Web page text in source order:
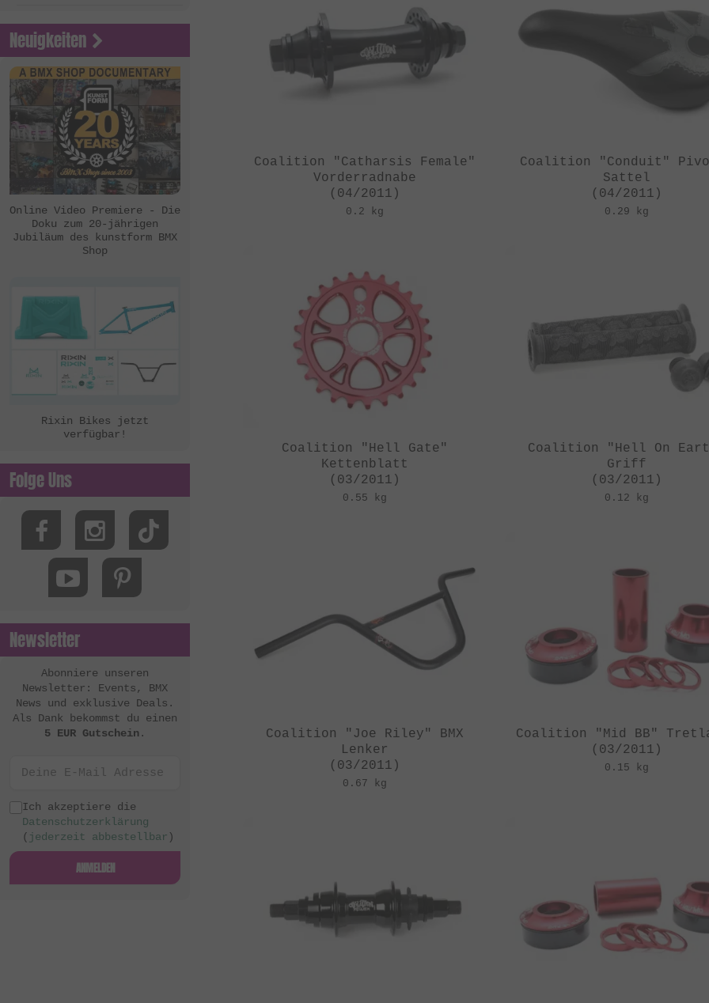
Coalition "Catharsis Female"
Vorderradnabe
(04/2011)
0.2 kg
Coalition "Conduit"
Sattel
(04/2011)
0.29 kg
Coalition "Hell Gate"
Kettenblatt
(03/2011)
0.55 kg
Coalition "Hell On
Griff
(03/2011)
0.12 kg
Coalition "Joe Riley" BMX
Lenker
(03/2011)
0.67 kg
Coalition "Mid BB"
(03/2011)
0.15 kg
Chico Clothing
Coalition BMX
Country Bikes
Deep BMX
Eastern Bikes
eclat
FBM
Felt Bikes
FreedomBMX
Hoffman Bikes
inTRIKat
Jungle Rider
Kis Bike Co.
kunstform
Kuoppa Gomez Bikes
Lotek
MacNeil Bikes
Mankind Bike Co.
Metal Bikes
Mutiny Bikes
Odyssey BMX
OG Bikes
Quamen
Sequence
Simple Bike Co.
SNAFU
Soul
Neuigkeiten
Online Video Premiere - Die
Doku zum 20-jährigen
Jubiläum des kunstform BMX
Shop
Rixin Bikes jetzt
verfügbar!
Folge Uns
Newsletter
Abonniere unseren
Newsletter: Events, BMX
News und exklusive Deals.
Als Dank bekommst du einen
5 EUR Gutschein.
Ich akzeptiere die
Datenschutzerklärung
( jederzeit abbestellbar )
ANMELDEN